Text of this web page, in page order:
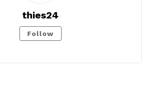
thies24
Follow